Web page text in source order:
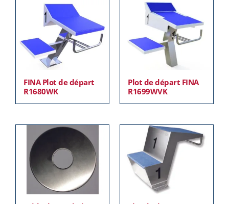
FINA Plot de départ
R1680WK
Plot de départ FINA
R1699WVK